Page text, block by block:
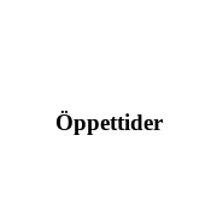
Öppettider